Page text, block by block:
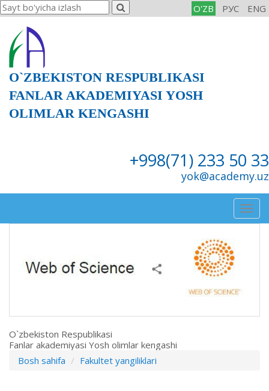
O'ZB РУС ENG
O`ZBEKISTON RESPUBLIKASI
FANLAR AKADEMIYASI YOSH
OLIMLAR KENGASHI
+998(71) 233 50 33
yok@academy.uz
O`zbekiston Respublikasi
Fanlar akademiyasi Yosh olimlar kengashi
Bosh sahifa
Fakultet yangiliklari